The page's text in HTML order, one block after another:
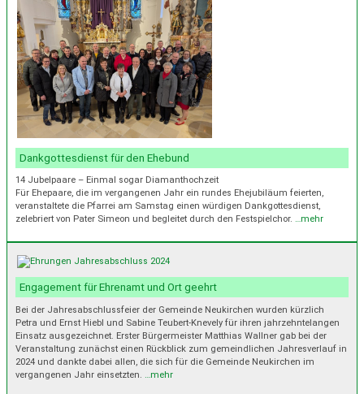
Dankgottesdienst für den Ehebund
14 Jubelpaare – Einmal sogar Diamanthochzeit
Für Ehepaare, die im vergangenen Jahr ein rundes Ehejubiläum feierten,
veranstaltete die Pfarrei am Samstag einen würdigen Dankgottesdienst,
zelebriert von Pater Simeon und begleitet durch den Festspielchor. …mehr
Engagement für Ehrenamt und Ort geehrt
Bei der Jahresabschlussfeier der Gemeinde Neukirchen wurden kürzlich
Petra und Ernst Hiebl und Sabine Teubert-Knevely für ihren jahrzehntelangen
Einsatz ausgezeichnet. Erster Bürgermeister Matthias Wallner gab bei der
Veranstaltung zunächst einen Rückblick zum gemeindlichen Jahresverlauf in
2024 und dankte dabei allen, die sich für die Gemeinde Neukirchen im
vergangenen Jahr einsetzten. …mehr